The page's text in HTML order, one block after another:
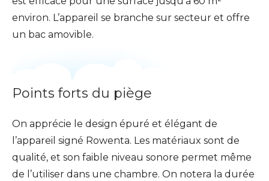
environ. L’appareil se branche sur secteur et offre
un bac amovible.
Points forts du piège
On apprécie le design épuré et élégant de
l’appareil signé Rowenta. Les matériaux sont de
qualité, et son faible niveau sonore permet même
de l’utiliser dans une chambre. On notera la durée